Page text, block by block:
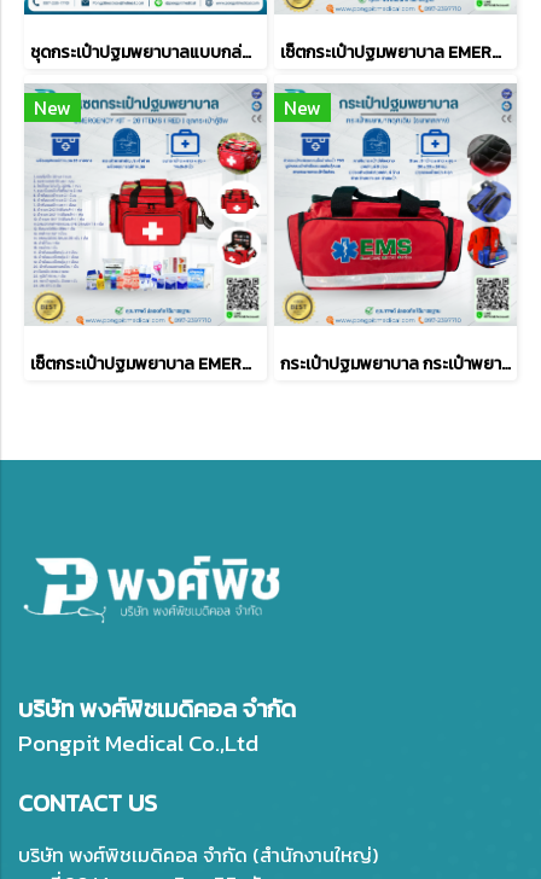
ชุดกระเป๋าปฐมพยาบาลแบบกล่อง พร้อมอุปกรณ์ เซ็ตกระเป๋าปฐมพยาบาล EMERGENCY KIT - 33 ITEMS ( RED )
New
เซ็ตกระเป๋าปฐมพยาบาล EMERGENCY KIT - 26 ITEMS ( RED )
New
กระเป๋าปฐมพยาบาล กระเป๋าพยาบาลฉุกเฉิน (ขนาดกลาง)
บริษัท พงศ์พิชเมดิคอล จำกัด
Pongpit Medical Co.,Ltd
CONTACT US
บริษัท พงศ์พิชเมดิคอล จำกัด (สำนักงานใหญ่)